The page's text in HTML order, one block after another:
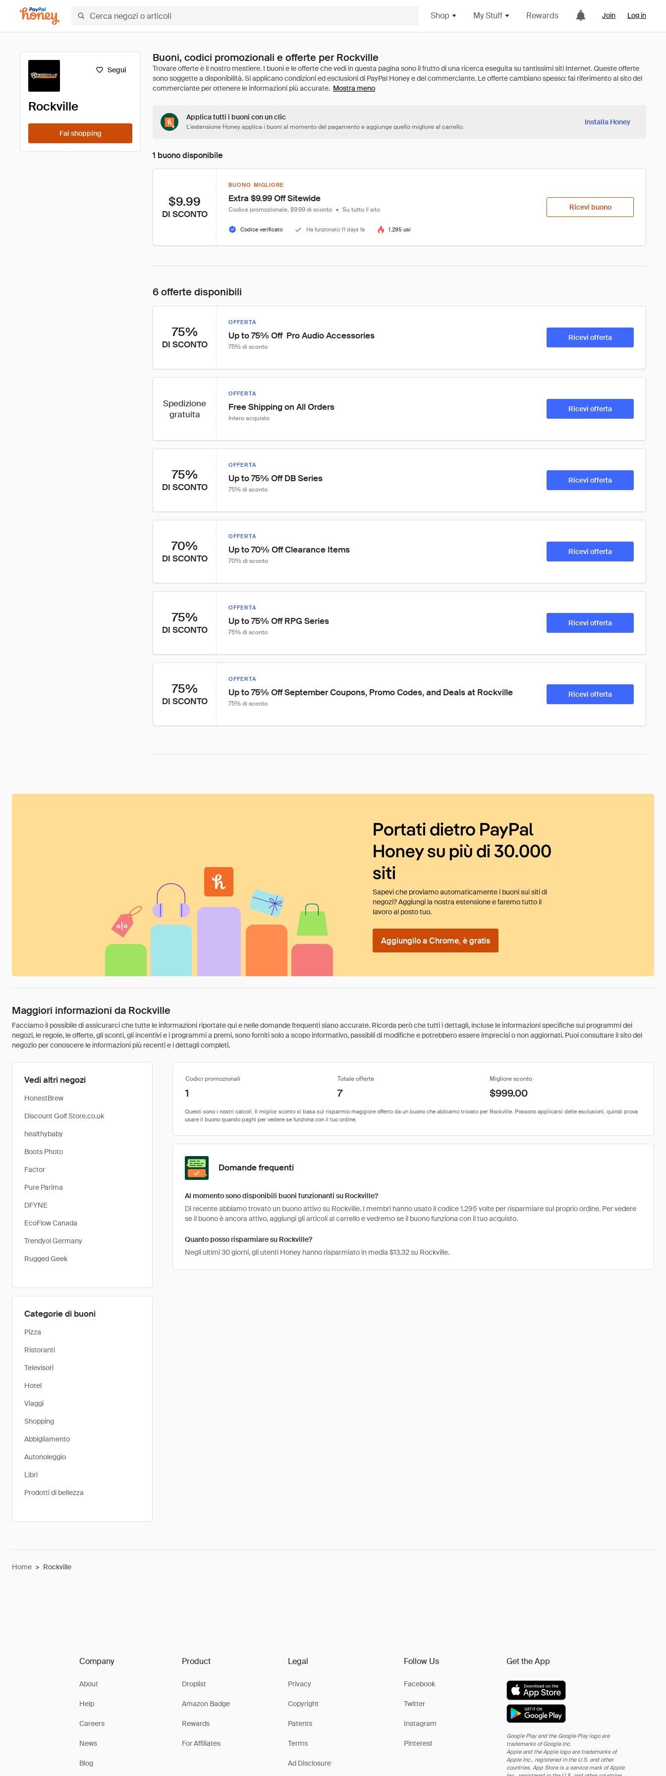
Shop My Stuff Rewards Join Log in
Segui
Rockville
Fai shopping
Buoni, codici promozionali e offerte per Rockville
Mostra meno
Applica tutti i buoni con un clic
L'estensione Honey applica i buoni al momento del pagamento e aggiunge quello migliore al carrello.
Installa Honey
1 buono disponibile
$9.99
DI SCONTO
BUONO MIGLIORE
Extra $9.99 Off Sitewide
Codice promozionale, $9.99 di sconto • Su tutto il sito
Codice verificato Ha funzionato 11 days fa 1.295 usi
Ricevi buono
6 offerte disponibili
75%
DI SCONTO
OFFERTA
Up to 75% Off  Pro Audio Accessories
75% di sconto
Ricevi offerta
Spedizione
gratuita
OFFERTA
Free Shipping on All Orders
Intero acquisto
Ricevi offerta
75%
DI SCONTO
OFFERTA
Up to 75% Off DB Series
75% di sconto
Ricevi offerta
70%
DI SCONTO
OFFERTA
Up to 70% Off Clearance Items
70% di sconto
Ricevi offerta
75%
DI SCONTO
OFFERTA
Up to 75% Off RPG Series
75% di sconto
Ricevi offerta
75%
DI SCONTO
OFFERTA
Up to 75% Off September Coupons, Promo Codes, and Deals at Rockville
75% di sconto
Ricevi offerta
Portati dietro PayPal
Honey su più di 30.000
siti
Sapevi che proviamo automaticamente i buoni sui siti di
negozi? Aggiungi la nostra estensione e faremo tutto il
lavoro al posto tuo.
Aggiungilo a Chrome, è gratis
Maggiori informazioni da Rockville
Facciamo il possibile di assicurarci che tutte le informazioni riportate qui e nelle domande frequenti siano accurate. Ricorda però che tutti i dettagli, incluse le informazioni specifiche sui programmi dei
negozi, le regole, le offerte, gli sconti, gli incentivi e i programmi a premi, sono forniti solo a scopo informativo, passibili di modifiche e potrebbero essere imprecisi o non aggiornati. Puoi consultare il sito del
negozio per conoscere le informazioni più recenti e i dettagli completi.
Vedi altri negozi
HonestBrew
Discount Golf Store.co.uk
healthybaby
Boots Photo
Factor
Pure Parima
DFYNE
EcoFlow Canada
Trendyol Germany
Rugged Geek
Categorie di buoni
Pizza
Ristoranti
Televisori
Hotel
Viaggi
Shopping
Abbigliamento
Autonoleggio
Libri
Prodotti di bellezza
Codici promozionali Totale offerte Migliore sconto
1 7 $999.00
Domande frequenti
Al momento sono disponibili buoni funzionanti su Rockville?
Di recente abbiamo trovato un buono attivo su Rockville. I membri hanno usato il codice 1.295 volte per risparmiare sul proprio ordine. Per vedere
se il buono è ancora attivo, aggiungi gli articoli al carrello e vedremo se il buono funziona con il tuo acquisto.
Quanto posso risparmiare su Rockville?
Negli ultimi 30 giorni, gli utenti Honey hanno risparmiato in media $13.32 su Rockville.
Home > Rockville
Company
About
Help
Careers
News
Blog
Product
Droplist
Amazon Badge
Rewards
For Affiliates
Legal
Privacy
Copyright
Patents
Terms
Ad Disclosure
Follow Us
Facebook
Twitter
Instagram
Pinterest
Get the App
Google Play and the Google Play logo are
trademarks of Google Inc.
Apple and the Apple logo are trademarks of
Apple Inc., registered in the U.S. and other
countries. App Store is a service mark of Apple